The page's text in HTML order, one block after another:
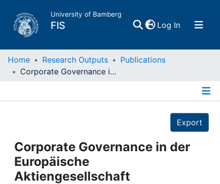
University of Bamberg
FIS Log In(current)
Home
Projects
People
Home Research Outputs
Publications
Corporate Governance in der Europäische Aktiengesellschaft
Export
Corporate Governance in der
Europäische
Aktiengesellschaft